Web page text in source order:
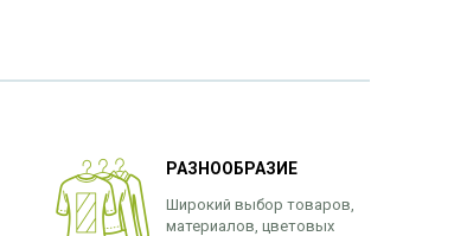
РАЗНООБРАЗИЕ
Широкий выбор товаров,
материалов, цветовых